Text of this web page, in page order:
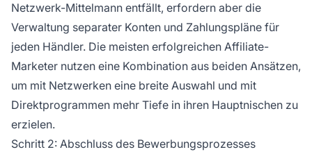
Netzwerk-Mittelmann entfällt, erfordern aber die
Verwaltung separater Konten und Zahlungspläne für
jeden Händler. Die meisten erfolgreichen Affiliate-
Marketer nutzen eine Kombination aus beiden Ansätzen,
um mit Netzwerken eine breite Auswahl und mit
Direktprogrammen mehr Tiefe in ihren Hauptnischen zu
erzielen.
Schritt 2: Abschluss des Bewerbungsprozesses